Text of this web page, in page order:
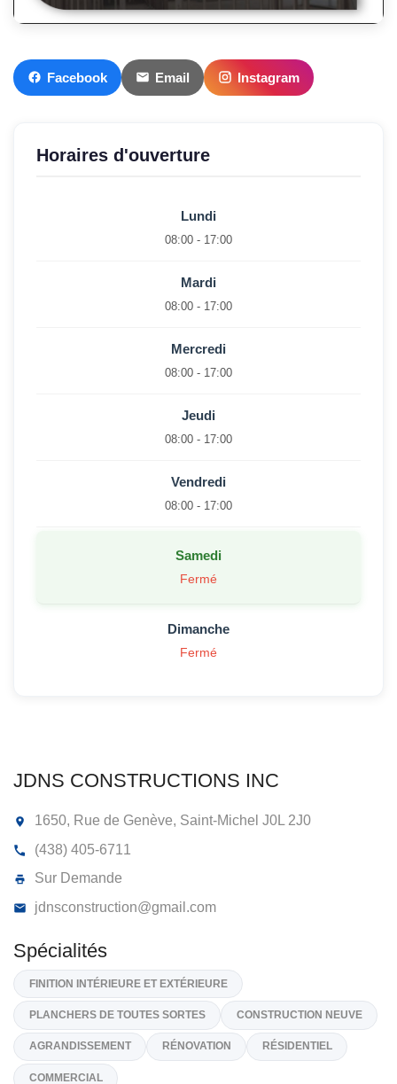
JDNS CONSTRUCTIONS INC
1650, Rue de Genève, Saint-Michel
(438) 405-6711
Sur Demande
jdnsconstruction@gmail.com
Facebook Email Instagram
Horaires d'ouverture
Lundi
08:00 - 17:00
Mardi
08:00 - 17:00
Mercredi
08:00 - 17:00
Jeudi
08:00 - 17:00
Vendredi
08:00 - 17:00
Samedi
Fermé
Dimanche
Fermé